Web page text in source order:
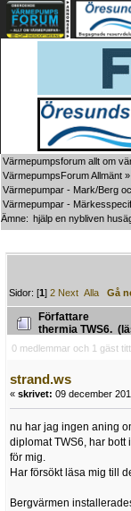
Värmepumpsforum allt om
VärmepumpsForum Allmänt »
Värmepumpar - Mark/Berg
Värmepumpar -
Ämne: hjälp en nybliven
Sidor: [1]2 Next Alla Gå
Författare
thermia TWS6.
0 medlemmar och 1 gäst
strand.ws
« skrivet: 09 december
nu har jag ingen aning
diplomat TWS6, har bott
för mig.
Har försökt läsa mig till
Bergvärmen